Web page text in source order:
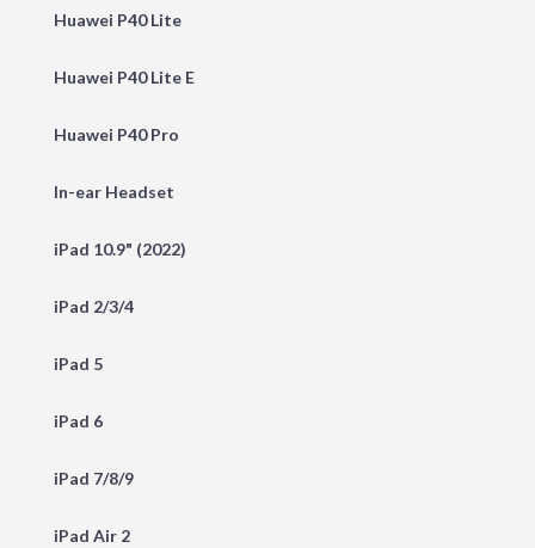
Huawei P40 Lite
Huawei P40 Lite E
Huawei P40 Pro
In-ear Headset
iPad 10.9" (2022)
iPad 2/3/4
iPad 5
iPad 6
iPad 7/8/9
iPad Air 2